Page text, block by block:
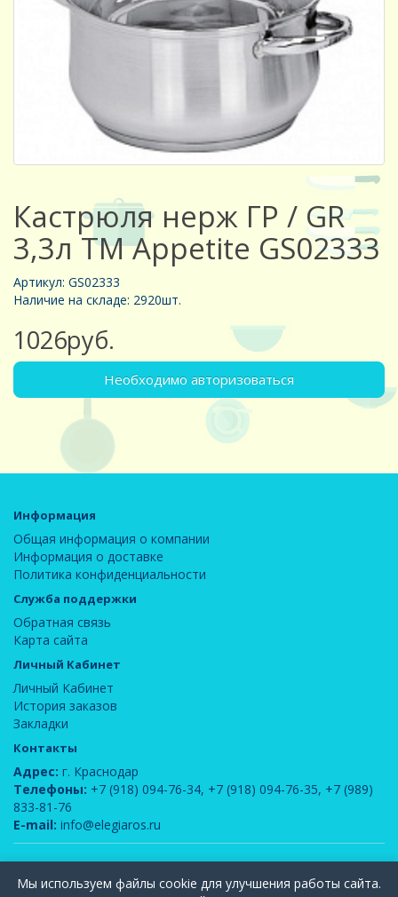
Кастрюля нерж ГР / GR
3,3л ТМ Appetite GS02333
Артикул: GS02333
Наличие на складе: 2920шт.
1026руб.
Необходимо авторизоваться
Информация
Общая информация о компании
Информация о доставке
Политика конфиденциальности
Служба поддержки
Обратная связь
Карта сайта
Личный Кабинет
Личный Кабинет
История заказов
Закладки
Контакты
Адрес: г. Краснодар
Телефоны: +7 (918) 094-76-34, +7 (918) 094-76-35, +7 (989)
833-81-76
E-mail: info@elegiaros.ru
Вся информация, содержащаяся на данном сайте, является интеллектуальной
Мы используем файлы cookie для улучшения работы сайта.